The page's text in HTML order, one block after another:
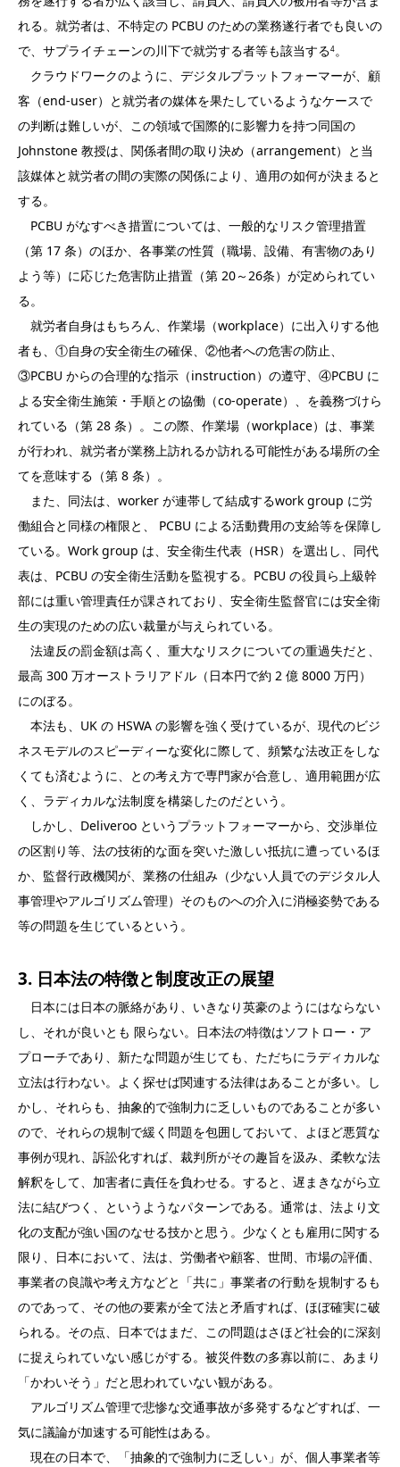
れる。就労者は、不特定の PCBU のための業務遂行者でも良いの
で、サプライチェーンの川下で就労する者等も該当する4。
クラウドワークのように、デジタルプラットフォーマーが、顧
客（end-user）と就労者の媒体を果たしているようなケースで
の判断は難しいが、この領域で国際的に影響力を持つ同国の
Johnstone 教授は、関係者間の取り決め（arrangement）と当
該媒体と就労者の間の実際の関係により、適用の如何が決まると
する。
PCBU がなすべき措置については、一般的なリスク管理措置
（第 17 条）のほか、各事業の性質（職場、設備、有害物のあり
よう等）に応じた危害防止措置（第 20～26条）が定められてい
る。
就労者自身はもちろん、作業場（workplace）に出入りする他
者も、①自身の安全衛生の確保、②他者への危害の防止、
③PCBU からの合理的な指示（instruction）の遵守、④PCBU に
よる安全衛生施策・手順との協働（co-operate）、を義務づけら
れている（第 28 条）。この際、作業場（workplace）は、事業
が行われ、就労者が業務上訪れるか訪れる可能性がある場所の全
てを意味する（第 8 条）。
また、同法は、worker が連帯して結成するwork group に労
働組合と同様の権限と、 PCBU による活動費用の支給等を保障し
ている。Work group は、安全衛生代表（HSR）を選出し、同代
表は、PCBU の安全衛生活動を監視する。PCBU の役員ら上級幹
部には重い管理責任が課されており、安全衛生監督官には安全衛
生の実現のための広い裁量が与えられている。
法違反の罰金額は高く、重大なリスクについての重過失だと、
最高 300 万オーストラリアドル（日本円で約 2 億 8000 万円）
にのぼる。
本法も、UK の HSWA の影響を強く受けているが、現代のビジ
ネスモデルのスピーディーな変化に際して、頻繁な法改正をしな
くても済むように、との考え方で専門家が合意し、適用範囲が広
く、ラディカルな法制度を構築したのだという。
しかし、Deliveroo というプラットフォーマーから、交渉単位
の区割り等、法の技術的な面を突いた激しい抵抗に遭っているほ
か、監督行政機関が、業務の仕組み（少ない人員でのデジタル人
事管理やアルゴリズム管理）そのものへの介入に消極姿勢である
等の問題を生じているという。
3. 日本法の特徴と制度改正の展望
日本には日本の脈絡があり、いきなり英豪のようにはならない
し、それが良いとも 限らない。日本法の特徴はソフトロー・ア
プローチであり、新たな問題が生じても、ただちにラディカルな
立法は行わない。よく探せば関連する法律はあることが多い。し
かし、それらも、抽象的で強制力に乏しいものであることが多い
ので、それらの規制で緩く問題を包囲しておいて、よほど悪質な
事例が現れ、訴訟化すれば、裁判所がその趣旨を汲み、柔軟な法
解釈をして、加害者に責任を負わせる。すると、遅まきながら立
法に結びつく、というようなパターンである。通常は、法より文
化の支配が強い国のなせる技かと思う。少なくとも雇用に関する
限り、日本において、法は、労働者や顧客、世間、市場の評価、
事業者の良識や考え方などと「共に」事業者の行動を規制するも
のであって、その他の要素が全て法と矛盾すれば、ほぼ確実に破
られる。その点、日本ではまだ、この問題はさほど社会的に深刻
に捉えられていない感じがする。被災件数の多寡以前に、あまり
「かわいそう」だと思われていない観がある。
アルゴリズム管理で悲惨な交通事故が多発するなどすれば、一
気に議論が加速する可能性はある。
現在の日本で、「抽象的で強制力に乏しい」が、個人事業者等